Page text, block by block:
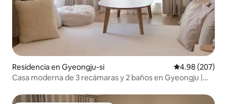
Residencia en Gyeongju-si Calificación
4.98 (207)
Casa moderna de 3 recámaras y 2 baños en Gyeongju |